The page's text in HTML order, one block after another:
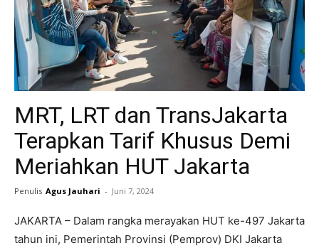
MRT, LRT dan TransJakarta
Terapkan Tarif Khusus Demi
Meriahkan HUT Jakarta
Penulis Agus Jauhari - Juni 7, 2024
JAKARTA – Dalam rangka merayakan HUT ke-497 Jakarta
tahun ini, Pemerintah Provinsi (Pemprov) DKI Jakarta